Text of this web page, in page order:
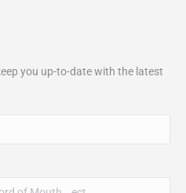
you up-to-date with the latest